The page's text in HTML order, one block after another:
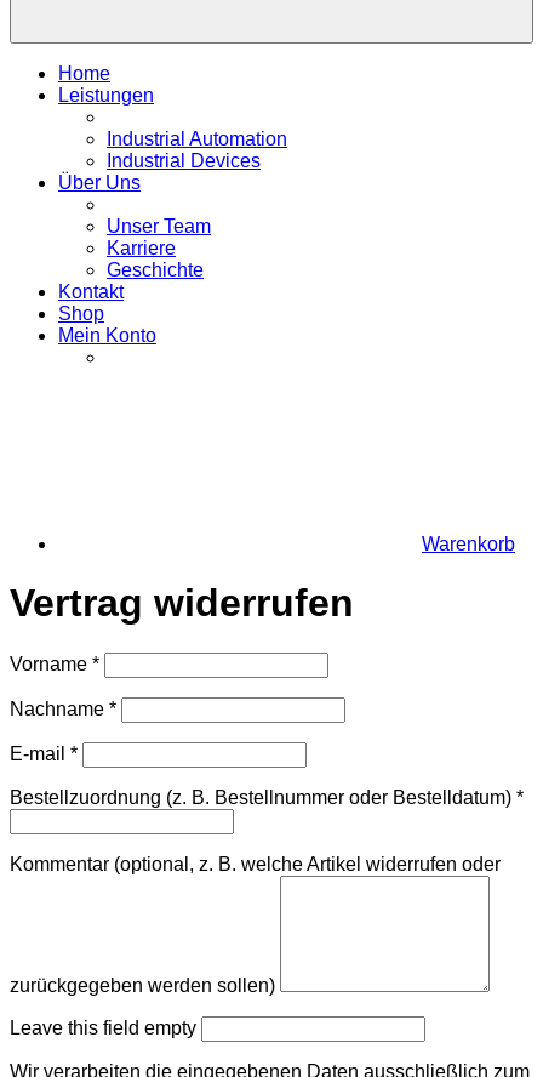
Home
Leistungen
Industrial Automation
Industrial Devices
Über Uns
Unser Team
Karriere
Geschichte
Kontakt
Shop
Mein Konto
Warenkorb
Vertrag widerrufen
Vorname *
Nachname *
E-mail *
Bestellzuordnung (z. B. Bestellnummer oder Bestelldatum) *
Kommentar (optional, z. B. welche Artikel widerrufen oder
zurückgegeben werden sollen)
Leave this field empty
Wir verarbeiten die eingegebenen Daten ausschließlich zum